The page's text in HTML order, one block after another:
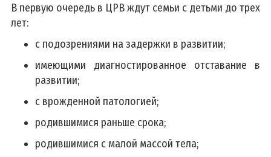
В первую очередь в ЦРВ ждут семьи с детьми до трех
лет:
с подозрениями на задержки в развитии;
имеющими диагностированное отставание в
развитии;
с врожденной патологией;
родившимися раньше срока;
родившимися с малой массой тела;